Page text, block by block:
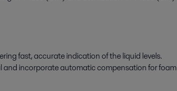
fast, accurate indication of the liquid levels.
and incorporate automatic compensation for foam